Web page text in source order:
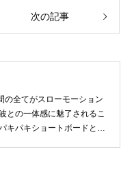
次の記事
の全てがスローモーション
との一体感に魅了されるこ
キパキショートボードとは